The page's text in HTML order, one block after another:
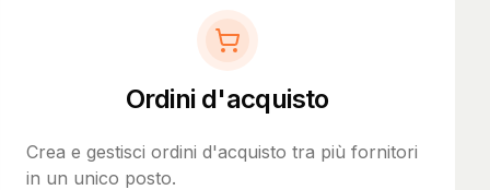
Ordini d'acquisto
Crea e gestisci ordini d'acquisto tra più fornitori
in un unico posto.